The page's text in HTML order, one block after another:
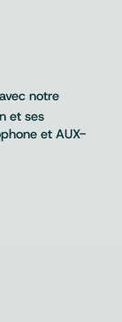
notre
et ses
et AUX-